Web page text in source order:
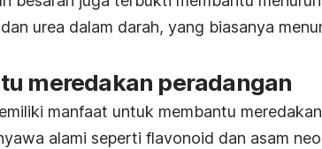
urea dalam darah, yang biasanya
meredakan peradangan
manfaat untuk membantu
alami seperti flavonoid dan asam